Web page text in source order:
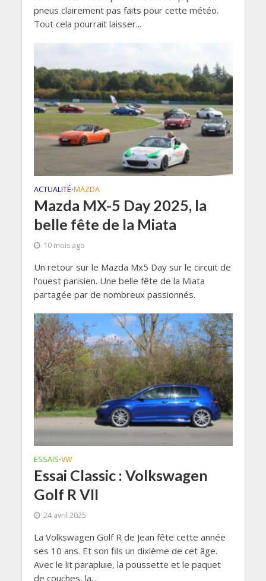
pneus clairement pas faits pour cette météo.
Tout cela pourrait laisser...
ACTUALITÉ•MAZDA
Mazda MX-5 Day 2025, la
belle fête de la Miata
10 mois ago
Un retour sur le Mazda Mx5 Day sur le circuit de
l'ouest parisien. Une belle fête de la Miata
partagée par de nombreux passionnés.
ESSAIS•VW
Essai Classic : Volkswagen
Golf R VII
24 avril 2025
La Volkswagen Golf R de Jean fête cette année
ses 10 ans. Et son fils un dixième de cet âge.
Avec le lit parapluie, la poussette et le paquet
de couches, la...